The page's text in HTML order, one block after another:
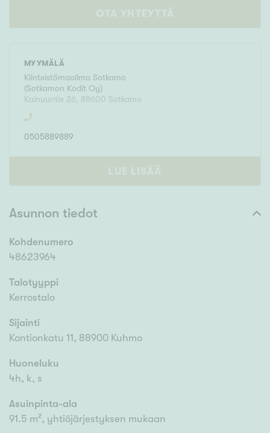
OTA YHTEYTTÄ
MYYMÄLÄ
Kiinteistömaailma Sotkamo
(Sotkamon Kodit Oy)
Kainuuntie 26, 88600 Sotkamo
0505889889
LUE LISÄÄ
Asunnon tiedot
Kohdenumero
48623964
Talotyyppi
Kerrostalo
Sijainti
Kontionkatu 11, 88900 Kuhmo
Huoneluku
4h, k, s
Asuinpinta-ala
91.5 m², yhtiöjärjestyksen mukaan